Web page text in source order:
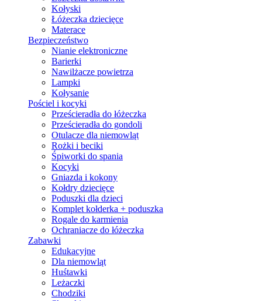
Kołyski
Łóżeczka dziecięce
Materace
Bezpieczeństwo
Nianie elektroniczne
Barierki
Nawilżacze powietrza
Lampki
Kołysanie
Pościel i kocyki
Prześcieradła do łóżeczka
Prześcieradła do gondoli
Otulacze dla niemowląt
Rożki i beciki
Śpiworki do spania
Kocyki
Gniazda i kokony
Kołdry dziecięce
Poduszki dla dzieci
Komplet kołderka + poduszka
Rogale do karmienia
Ochraniacze do łóżeczka
Zabawki
Edukacyjne
Dla niemowląt
Huśtawki
Leżaczki
Chodziki